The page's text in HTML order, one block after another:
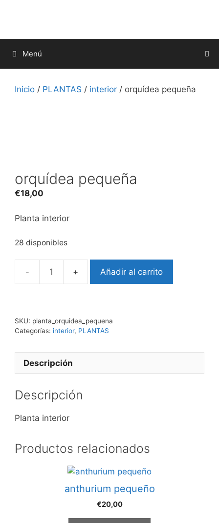
Menú
Inicio / PLANTAS / interior / orquídea pequeña
orquídea pequeña
€18,00
Planta interior
28 disponibles
orquídea
cantidad
Añadir al carrito
SKU: planta_orquidea_pequena
Categorías: interior, PLANTAS
Descripción
Descripción
Planta interior
Productos relacionados
anthurium pequeño
€20,00